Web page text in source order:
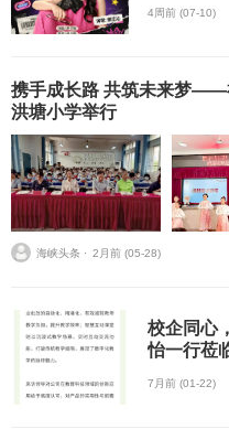
4周前 (07-10)
携手成长路 共筑未来梦——
洪塘小学举行
海峡头条 ⋅ 2月前 (05-28)
校企同心
怡一行莅
7月前 (01-22)